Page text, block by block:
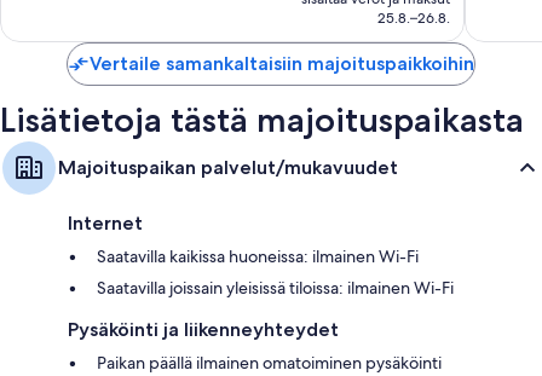
118 €
25.8.–26.8.
Vertaile samankaltaisiin majoituspaikkoihin
Lisätietoja tästä majoituspaikasta
Majoituspaikan palvelut/mukavuudet
Internet
Saatavilla kaikissa huoneissa: ilmainen Wi-Fi
Saatavilla joissain yleisissä tiloissa: ilmainen Wi-Fi
Pysäköinti ja liikenneyhteydet
Paikan päällä ilmainen omatoiminen pysäköinti